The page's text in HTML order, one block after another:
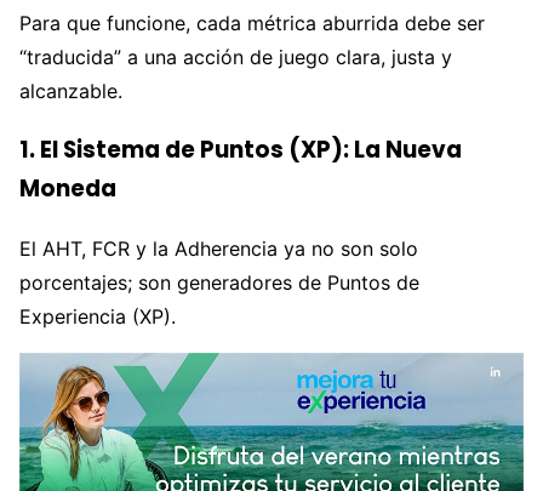
Para que funcione, cada métrica aburrida debe ser
“traducida” a una acción de juego clara, justa y
alcanzable.
1. El Sistema de Puntos (XP): La Nueva
Moneda
El AHT, FCR y la Adherencia ya no son solo
porcentajes; son generadores de Puntos de
Experiencia (XP).